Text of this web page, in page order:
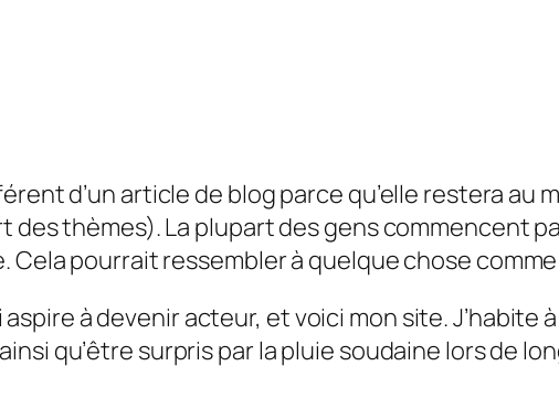
d’un article de blog parce qu’elle restera au
thèmes). La plupart des gens commencent
pourrait ressembler à quelque chose comme
à devenir acteur, et voici mon site. J’habite
qu’être surpris par la pluie soudaine lors de